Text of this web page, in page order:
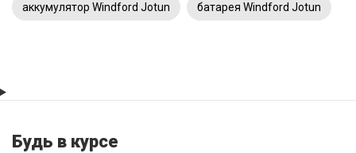
аккумулятор Windford Jotun батарея Windford Jotun
Будь в курсе